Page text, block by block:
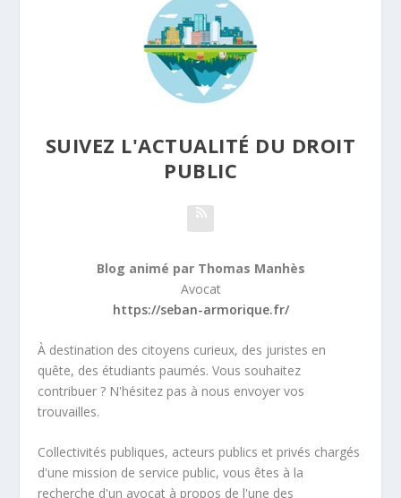
SUIVEZ L'ACTUALITÉ DU DROIT
PUBLIC
Blog animé par Thomas Manhès
Avocat
https://seban-armorique.fr/
À destination des citoyens curieux, des juristes en
quête, des étudiants paumés. Vous souhaitez
contribuer ? N'hésitez pas à nous envoyer vos
trouvailles.
Collectivités publiques, acteurs publics et privés chargés
d'une mission de service public, vous êtes à la
recherche d'un avocat à propos de l'une des